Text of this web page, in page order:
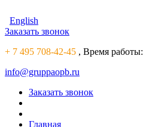
English
Заказать звонок
+ 7 495 708-42-45 , Время работы:
info@gruppaopb.ru
Заказать звонок
Главная